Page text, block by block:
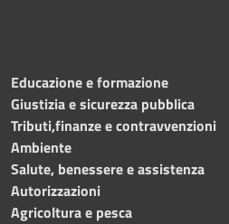
Educazione e formazione
Giustizia e sicurezza pubblica
Tributi,finanze e contravvenzioni
Ambiente
Salute, benessere e assistenza
Autorizzazioni
Agricoltura e pesca